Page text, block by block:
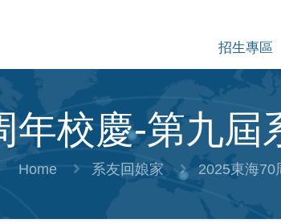
招生專區
年校慶-第九
Home 系友回娘家 2025東海70